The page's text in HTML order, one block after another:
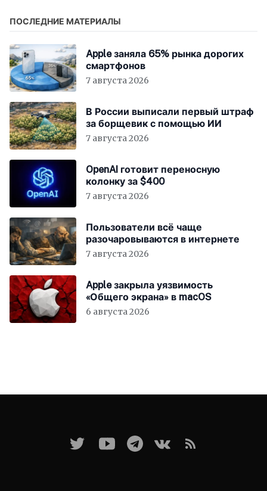
ПОСЛЕДНИЕ МАТЕРИАЛЫ
Apple заняла 65% рынка дорогих
смартфонов
7 августа 2026
В России выписали первый штраф
за борщевик с помощью ИИ
7 августа 2026
OpenAI готовит переносную
колонку за $400
7 августа 2026
Пользователи всё чаще
разочаровываются в интернете
7 августа 2026
Apple закрыла уязвимость
«Общего экрана» в macOS
6 августа 2026